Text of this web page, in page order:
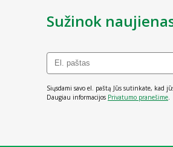
Sužinok
Siųsdami savo el. paštą Jūs sutinkate, kad
Daugiau informacijos Privatumo pranešime